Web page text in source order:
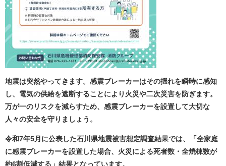
地震は突然やってきます。感震ブレーカーはその揺れを瞬時に感知
し、電気の供給を遮断することにより火災や二次災害を防ぎます。
万が一のリスクを減らすため、感震ブレーカーを設置して大切な
人々の安全を守りましょう。
令和7年5月に公表した石川県地震被害想定調査結果では、「全家庭
に感震ブレーカーを設置した場合、火災による死者数・全焼棟数が
約6割低減する」結果となっています。